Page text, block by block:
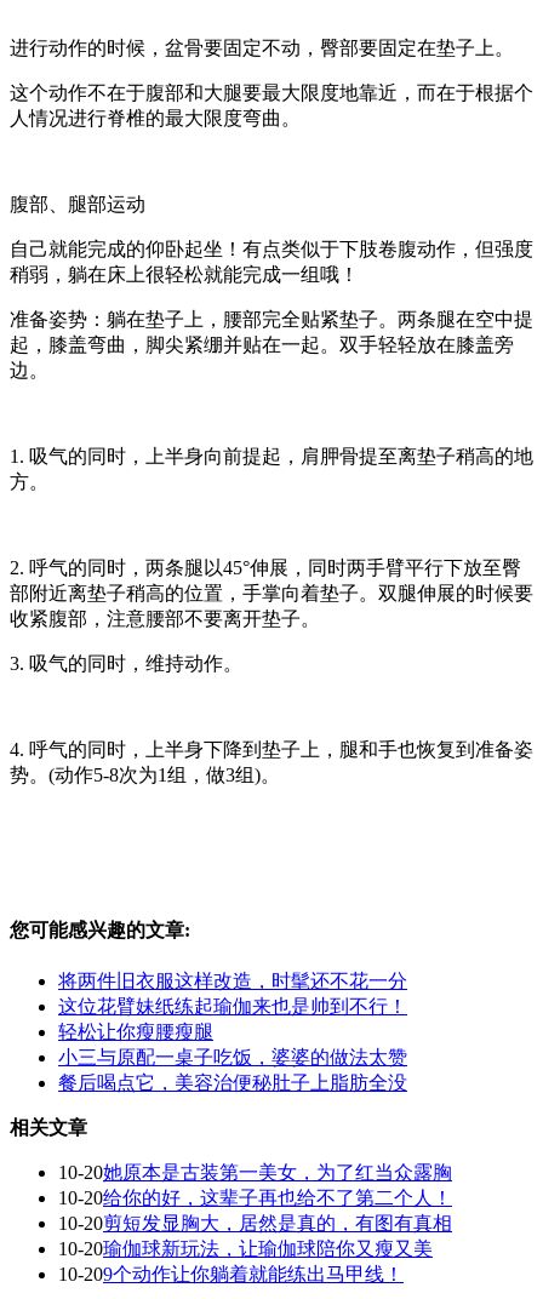
进行动作的时候，盆骨要固定不动，臀部要固定在垫子上。
这个动作不在于腹部和大腿要最大限度地靠近，而在于根据个
人情况进行脊椎的最大限度弯曲。
腹部、腿部运动
自己就能完成的仰卧起坐！有点类似于下肢卷腹动作，但强度
稍弱，躺在床上很轻松就能完成一组哦！
准备姿势： 躺在垫子上，腰部完全贴紧垫子。两条腿在空中提
起，膝盖弯曲，脚尖紧绷并贴在一起。双手轻轻放在膝盖旁
边。
1. 吸气的同时，上半身向前提起，肩胛骨提至离垫子稍高的地
方。
2. 呼气的同时，两条腿以45°伸展，同时两手臂平行下放至臀
部附近离垫子稍高的位置，手掌向着垫子。双腿伸展的时候要
收紧腹部，注意腰部不要离开垫子。
3. 吸气的同时，维持动作。
4. 呼气的同时，上半身下降到垫子上，腿和手也恢复到准备姿
势。(动作5-8次为1组，做3组)。
您可能感兴趣的文章:
将两件旧衣服这样改造，时髦还不花一分
这位花臂妹纸练起瑜伽来也是帅到不行！
轻松让你瘦腰瘦腿
小三与原配一桌子吃饭，婆婆的做法太赞
餐后喝点它，美容治便秘肚子上脂肪全没
相关文章
10-20她原本是古装第一美女，为了红当众露胸
10-20给你的好，这辈子再也给不了第二个人！
10-20剪短发显胸大，居然是真的，有图有真相
10-20瑜伽球新玩法，让瑜伽球陪你又瘦又美
10-209个动作让你躺着就能练出马甲线！